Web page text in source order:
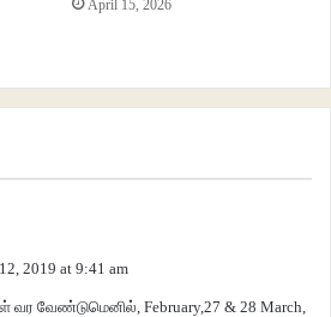
மாயாவி ஜெ. திவாகர்
April 15, 2026
2019 at 9:41 am
வர வேண்டுமெனில், February,27 & 28 March,